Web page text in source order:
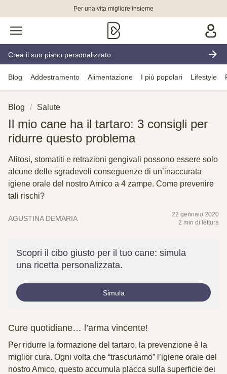
Per una vita migliore insieme
Crea il suo piano personalizzato
Blog Addestramento Alimentazione I più popolari Lifestyle
Blog Salute
Il mio cane ha il tartaro: 3 consigli per
ridurre questo problema
Alitosi, stomatiti e retrazioni gengivali possono essere solo
alcune delle sgradevoli conseguenze di un’inaccurata
igiene orale del nostro Amico a 4 zampe. Come prevenire
tali rischi?
AGUSTINA DEMARIA
22 gennaio 2020
2 min di lettura
Scopri il cibo giusto per il tuo cane: simula
una ricetta personalizzata.
Simula
Cure quotidiane… l’arma vincente!
Per ridurre la formazione del tartaro, la prevenzione è la
miglior cura. Ogni volta che “trascuriamo” l’igiene orale del
nostro Amico, questo accumula placca sulla superficie dei